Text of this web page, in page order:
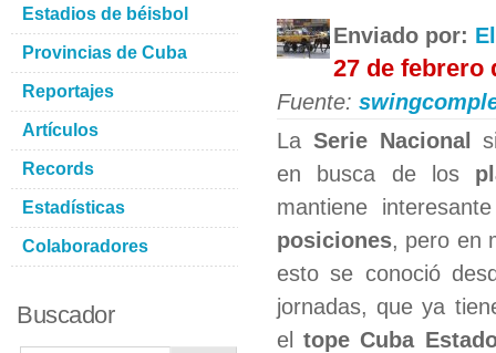
Enviado por:
27 de febrero
Fuente:
La Serie Nacional
en busca de los
mantiene
posiciones, pero en
esto se conoció
jornadas, que ya
eltope Cuba
Estadios de béisbol
Provincias de Cuba
Reportajes
Artículos
Records
Estadísticas
Colaboradores
Buscador